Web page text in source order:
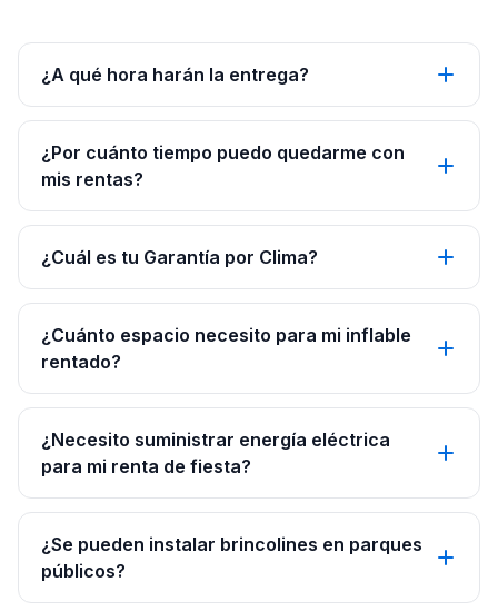
¿A qué hora harán la entrega?
¿Por cuánto tiempo puedo quedarme con
mis rentas?
¿Cuál es tu Garantía por Clima?
¿Cuánto espacio necesito para mi inflable
rentado?
¿Necesito suministrar energía eléctrica
para mi renta de fiesta?
¿Se pueden instalar brincolines en parques
públicos?